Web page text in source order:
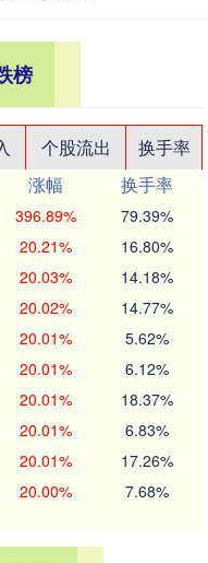
榜
个股流出
换手率
涨幅
换手率
396.89% 79.39%
20.21% 16.80%
20.03% 14.18%
20.02% 14.77%
20.01% 5.62%
20.01% 6.12%
20.01% 18.37%
20.01% 6.83%
20.01% 17.26%
20.00% 7.68%